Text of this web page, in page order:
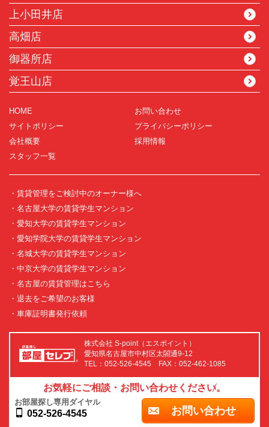
上小田井店
高畑店
御器所店
覚王山店
HOME
お問い合わせ
サイトポリシー
プライバシーポリシー
会社概要
採用情報
スタッフ一覧
・賃貸管理をご検討中のオーナー様へ
・名古屋大学の賃貸学生マンション
・愛知大学の賃貸学生マンション
・愛知学院大学の賃貸学生マンション
・名城大学の賃貸学生マンション
・中京大学の賃貸学生マンション
・名古屋の賃貸管理はこちら
・退去をご希望のお客様
・車庫証明書発行依頼
株式会社 S-point（エスポイント）
愛知県名古屋市中村区太閤通9-12
TEL：052-526-4545 FAX：052-462-1085
お気軽にご相談・お問い合わせください。
お部屋探し専用ダイヤル
052-526-4545 お問い合わせ